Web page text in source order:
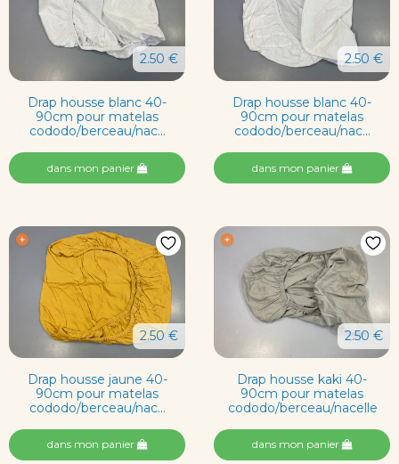
2.50 €
Drap housse blanc 40-
90cm pour matelas
cododo/berceau/nac...
dans mon panier
2.50 €
Drap housse blanc 40-
90cm pour matelas
cododo/berceau/nac...
dans mon panier
2.50 €
Drap housse jaune 40-
90cm pour matelas
cododo/berceau/nac...
dans mon panier
2.50 €
Drap housse kaki 40-
90cm pour matelas
cododo/berceau/nacelle
dans mon panier